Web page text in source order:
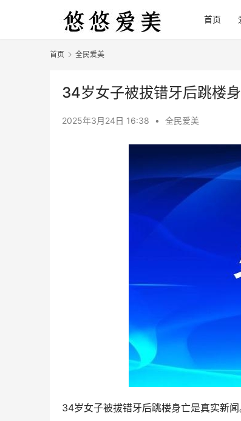
首页
首页 全民爱美
34岁女子被拔错牙后跳楼
2025年3月24日 16:38 • 全民爱美
34岁女子被拔错牙后跳楼身亡是真实新闻